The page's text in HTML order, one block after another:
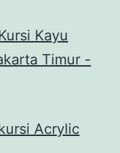
Kayu
Timur -
Acrylic